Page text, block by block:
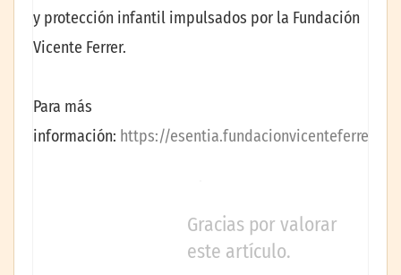
y protección infantil impulsados por la Fundación
Vicente Ferrer.
Para más
información: https://
Gracias por valorar
este artículo.